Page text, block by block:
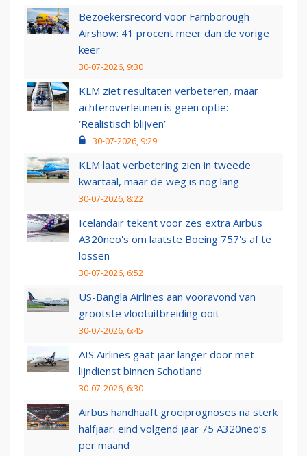
Bezoekersrecord voor Farnborough
Airshow: 41 procent meer dan de vorige
keer
30-07-2026, 9:30
KLM ziet resultaten verbeteren, maar
achteroverleunen is geen optie:
‘Realistisch blijven’
30-07-2026, 9:29
KLM laat verbetering zien in tweede
kwartaal, maar de weg is nog lang
30-07-2026, 8:22
Icelandair tekent voor zes extra Airbus
A320neo's om laatste Boeing 757's af te
lossen
30-07-2026, 6:52
US-Bangla Airlines aan vooravond van
grootste vlootuitbreiding ooit
30-07-2026, 6:45
AIS Airlines gaat jaar langer door met
lijndienst binnen Schotland
30-07-2026, 6:30
Airbus handhaaft groeiprognoses na sterk
halfjaar: eind volgend jaar 75 A320neo’s
per maand